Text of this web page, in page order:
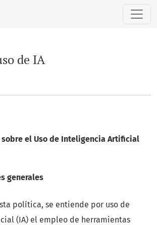
de IA
de IA
el Uso de Inteligencia Artificial
generales
política, se entiende por uso de
(IA) el empleo de herramientas